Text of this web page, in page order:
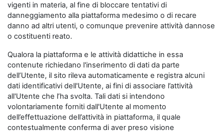
vigenti in materia, al fine di bloccare tentativi di
danneggiamento alla piattaforma medesimo o di recare
danno ad altri utenti, o comunque prevenire attività dannose
o costituenti reato.
Qualora la piattaforma e le attività didattiche in essa
contenute richiedano l'inserimento di dati da parte
dell’Utente, il sito rileva automaticamente e registra alcuni
dati identificativi dell'Utente, ai fini di associare l’attività
all'Utente che l’ha svolta. Tali dati si intendono
volontariamente forniti dall'Utente al momento
dell’effettuazione dell’attività in piattaforma, il quale
contestualmente conferma di aver preso visione